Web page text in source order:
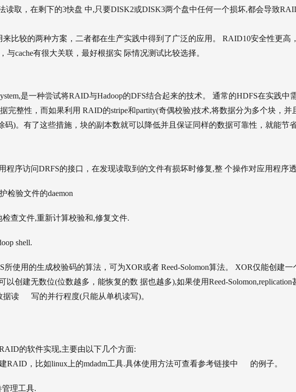
读取，在剩下的3快盘 中,只要DISK2或DISK3两个盘中任何一个损坏,都会导致
比较的两种方案，二者都在生产实践中得到了广泛的应用。 RAID10安全性更高
与cache有很大关联，最好根据实 际情况测试比较选择。
是一种尝试将RAID与Hadoop的DFS结合起来的技术。 通常的HDFS在实践中
完整性，而如果利用 RAID的stripe和partity(奇偶校验)技术,将数据分为多个块，并
码)。有了这些措施，块的副本数就可以降低并且保证同样的数据可靠性，就能节
程序访问DRFS的接口，在发现读取到的文件有损坏时修复,整 个操作对应用程序
检验文件的daemon
检查文件,重新计算校验和,修复文件.
shell.
所使用的生成校验码的算法，可为XOR或者 Reed-Solomon算法。 XOR仅能创建一
以创建无数位(位数越多，能恢复的数 据也越多),如果使用Reed-Solomon,replication
据读 写的并行程度(只能从单机读写)。
的软件实现,主要由以下几个方面:
RAID，比如linux上的mdadm工具.具体使用方法可查看参考链接中 的例子。
管理工具.